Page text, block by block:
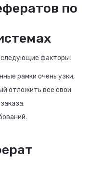
по
следующие факторы:
рамки очень узки,
отложить все свои